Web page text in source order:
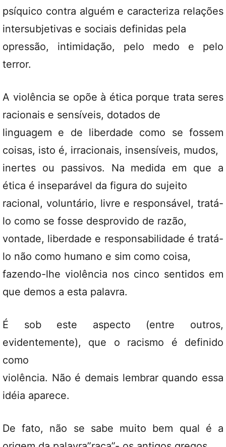
psíquico contra alguém e caracteriza relações
intersubjetivas e sociais definidas pela
opressão, intimidação, pelo medo e pelo
terror.
A violência se opõe à ética porque trata seres
racionais e sensíveis, dotados de
linguagem e de liberdade como se fossem
coisas, isto é, irracionais, insensíveis, mudos,
inertes ou passivos. Na medida em que a
ética é inseparável da figura do sujeito
racional, voluntário, livre e responsável, tratá-
lo como se fosse desprovido de razão,
vontade, liberdade e responsabilidade é tratá-
lo não como humano e sim como coisa,
fazendo-lhe violência nos cinco sentidos em
que demos a esta palavra.
É sob este aspecto (entre outros,
evidentemente), que o racismo é definido
como
violência. Não é demais lembrar quando essa
idéia aparece.
De fato, não se sabe muito bem qual é a